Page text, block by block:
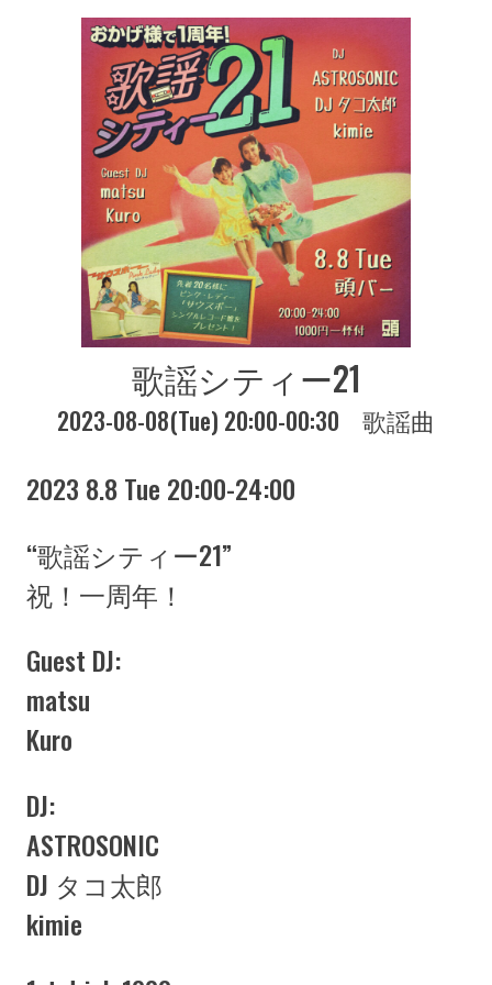
歌謡シティー21
2023-08-08(Tue) 20:00-00:30 歌謡曲
2023 8.8 Tue 20:00-24:00
“歌謡シティー21”
祝！一周年！
Guest DJ:
matsu
Kuro
DJ:
ASTROSONIC
DJ タコ太郎
kimie